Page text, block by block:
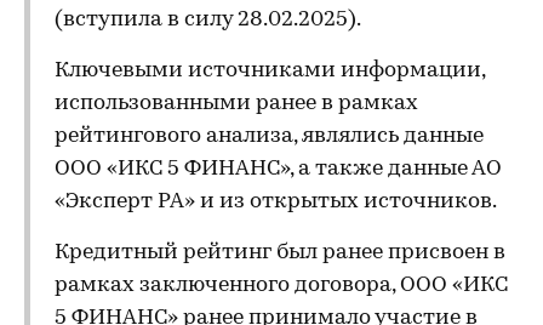
(вступила в силу 28.02.2025).
Ключевыми источниками информации,
использованными ранее в рамках
рейтингового анализа, являлись данные
ООО «ИКС 5 ФИНАНС», а также данные АО
«Эксперт РА» и из открытых источников.
Кредитный рейтинг был ранее присвоен в
рамках заключенного договора, ООО «ИКС
5 ФИНАНС» ранее принимало участие в